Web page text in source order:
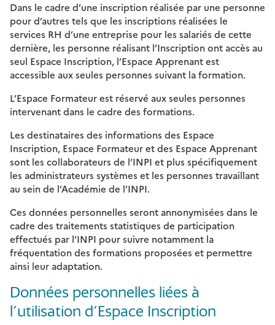
Dans le cadre d’une inscription réalisée par une personne
pour d’autres tels que les inscriptions réalisées le
services RH d’une entreprise pour les salariés de cette
dernière, les personne réalisant l’Inscription ont accès au
seul Espace Inscription, l’Espace Apprenant est
accessible aux seules personnes suivant la formation.
L’Espace Formateur est réservé aux seules personnes
intervenant dans le cadre des formations.
Les destinataires des informations des Espace
Inscription, Espace Formateur et des Espace Apprenant
sont les collaborateurs de l’INPI et plus spécifiquement
les administrateurs systèmes et les personnes travaillant
au sein de l’Académie de l’INPI.
Ces données personnelles seront annonymisées dans le
cadre des traitements statistiques de participation
effectués par l’INPI pour suivre notamment la
fréquentation des formations proposées et permettre
ainsi leur adaptation.
Données personnelles liées à
l’utilisation d’Espace Inscription